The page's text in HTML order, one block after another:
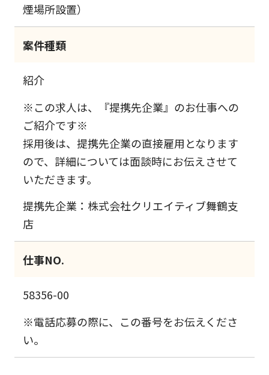
煙場所設置）
案件種類
紹介
※この求人は、『提携先企業』のお仕事への
ご紹介です※
採用後は、提携先企業の直接雇用となります
ので、詳細については面談時にお伝えさせて
いただきます。
提携先企業：株式会社クリエイティブ舞鶴支
店
仕事NO.
58356-00
※電話応募の際に、この番号をお伝えくださ
い。